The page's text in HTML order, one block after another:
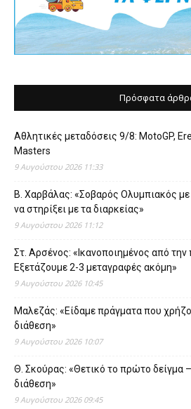
Πρόσφατα
Αθλητικές μεταδόσεις 9/8: MotoGP,
Masters
9 Αυγούστου 2026 11:33
Β. Χαρβάλας: «Σοβαρός Ολυμπιακός
να στηρίξει με τα διαρκείας»
9 Αυγούστου 2026 11:12
Στ. Αρσένος: «Ικανοποιημένος από
Εξετάζουμε 2-3 μεταγραφές ακόμη»
9 Αυγούστου 2026 10:45
Μαλεζάς: «Είδαμε πράγματα που
διάθεση»
9 Αυγούστου 2026 10:07
Θ. Σκούρας: «Θετικό το πρώτο δείγμα
διάθεση»
9 Αυγούστου 2026 09:45